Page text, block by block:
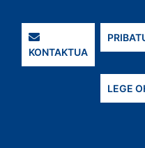
KONTAKTUA
LEGE